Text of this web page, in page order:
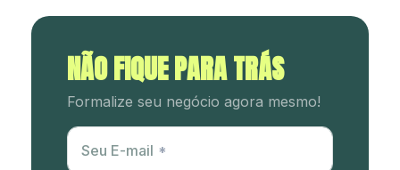
NÃO FIQUE PARA TRÁS
Formalize seu negócio agora mesmo!
Utm Content
Seu E-mail